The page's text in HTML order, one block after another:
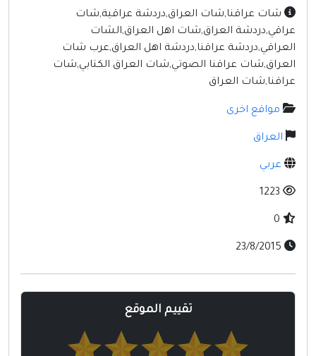
كمبيوتر وبرامج
منتديات
مواقع إخباريه
شات عراقنا,شات العراق,دردشة عراقية,شات
عراقي,دردشة العراق,شات اهل العراق,الشات
العراقي,دردشة عراقنا,دردشة اهل العراق,عرب شات
العراق,شات عراقنا الصوتي,شات العراق الكتابي,شات
عراقنا,شات العراق
مواقع اخرى
العراق
عربي
تقييم الموقع